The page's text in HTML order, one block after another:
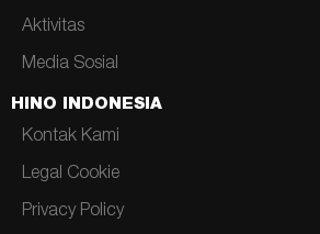
Aktivitas
Media Sosial
HINO INDONESIA
Kontak Kami
Legal Cookie
Privacy Policy